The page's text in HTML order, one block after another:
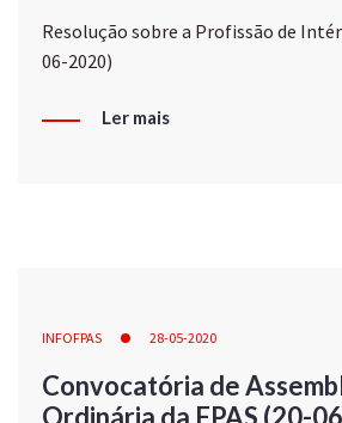
Resolução sobre a Profissão de
06-2020)
Ler mais
INFOFPAS 28-05-2020
Convocatória de
Ordinária da FPAS (20-